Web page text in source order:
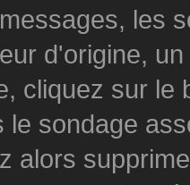
les
d'origine,
cliquez sur le
le sondage
alors